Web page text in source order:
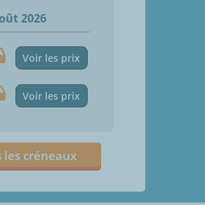
2026
Voir les prix
Voir les prix
les créneaux